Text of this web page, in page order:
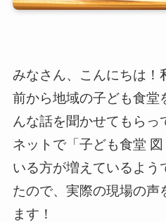
みなさん、こんにちは！
前から地域の子ども食堂
んな話を聞かせてもらっ
ネットで「子ども食堂
いる方が増えているよう
たので、実際の現場の声
ます！